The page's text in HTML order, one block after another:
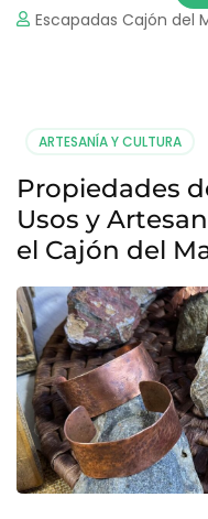
Escapadas Cajón del
ARTESANÍA Y CULTURA
Propiedades
Usos y
el Cajón del